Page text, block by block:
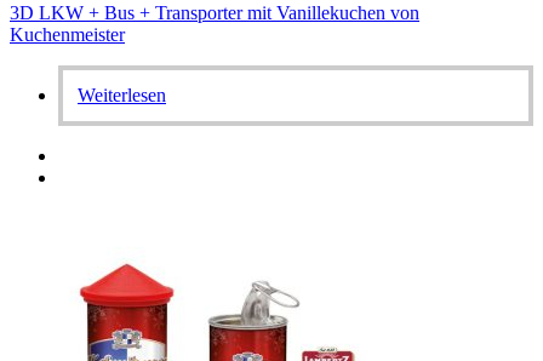
3D LKW + Bus + Transporter mit Vanillekuchen von
Kuchenmeister
Weiterlesen